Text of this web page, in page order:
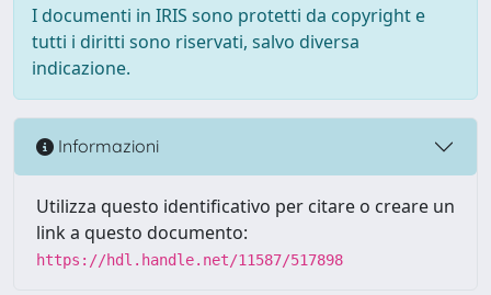
I documenti in IRIS sono protetti da copyright e
tutti i diritti sono riservati, salvo diversa
indicazione.
Informazioni
Utilizza questo identificativo per citare o creare un
link a questo documento:
https://hdl.handle.net/11587/517898